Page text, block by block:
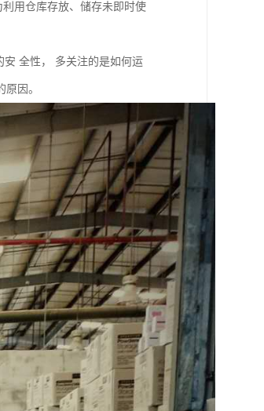
用仓库存放、储存未即时使
全性， 多关注的是如何运
因。